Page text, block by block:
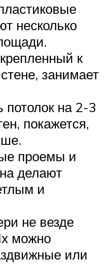
несколько
к
занимает
на 2-3
покажется,
проемы и
делают
и
не везде
можно
или